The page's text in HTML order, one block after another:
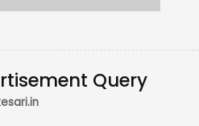
₹ 100/month
Query